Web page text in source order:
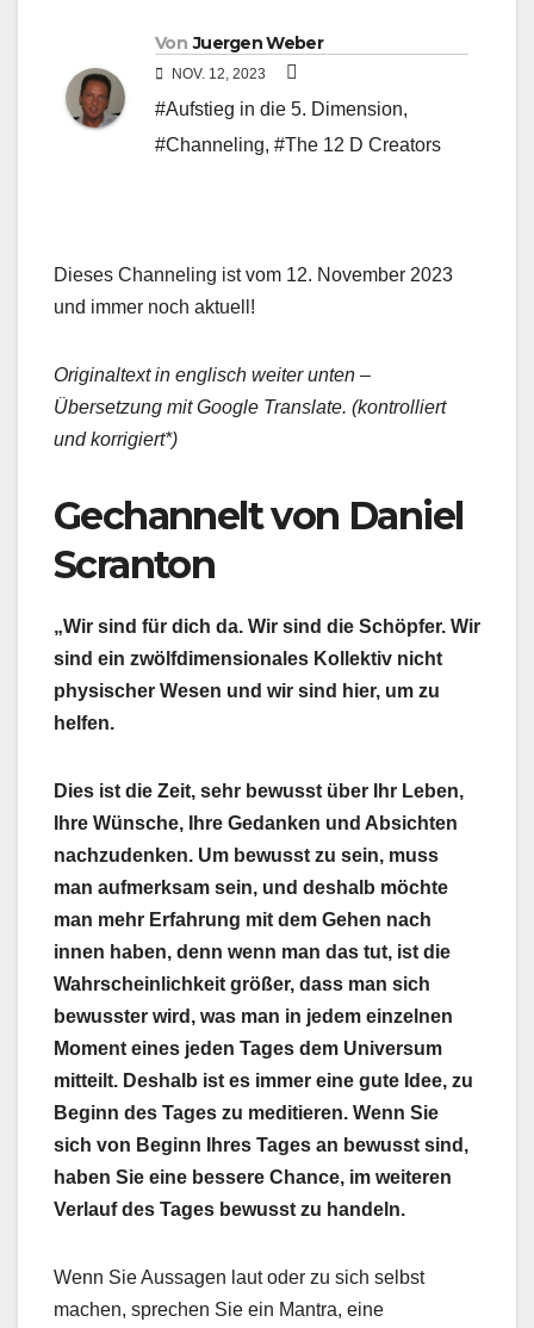
Von Juergen Weber
NOV. 12, 2023
#Aufstieg in die 5. Dimension,
#Channeling, #The 12 D Creators
Dieses Channeling ist vom 12. November 2023
und immer noch aktuell!
Originaltext in englisch weiter unten –
Übersetzung mit Google Translate. (kontrolliert
und korrigiert*)
Gechannelt von Daniel
Scranton
„Wir sind für dich da. Wir sind die Schöpfer. Wir
sind ein zwölfdimensionales Kollektiv nicht
physischer Wesen und wir sind hier, um zu
helfen.
Dies ist die Zeit, sehr bewusst über Ihr Leben,
Ihre Wünsche, Ihre Gedanken und Absichten
nachzudenken. Um bewusst zu sein, muss
man aufmerksam sein, und deshalb möchte
man mehr Erfahrung mit dem Gehen nach
innen haben, denn wenn man das tut, ist die
Wahrscheinlichkeit größer, dass man sich
bewusster wird, was man in jedem einzelnen
Moment eines jeden Tages dem Universum
mitteilt. Deshalb ist es immer eine gute Idee, zu
Beginn des Tages zu meditieren. Wenn Sie
sich von Beginn Ihres Tages an bewusst sind,
haben Sie eine bessere Chance, im weiteren
Verlauf des Tages bewusst zu handeln.
Wenn Sie Aussagen laut oder zu sich selbst
machen, sprechen Sie ein Mantra, eine